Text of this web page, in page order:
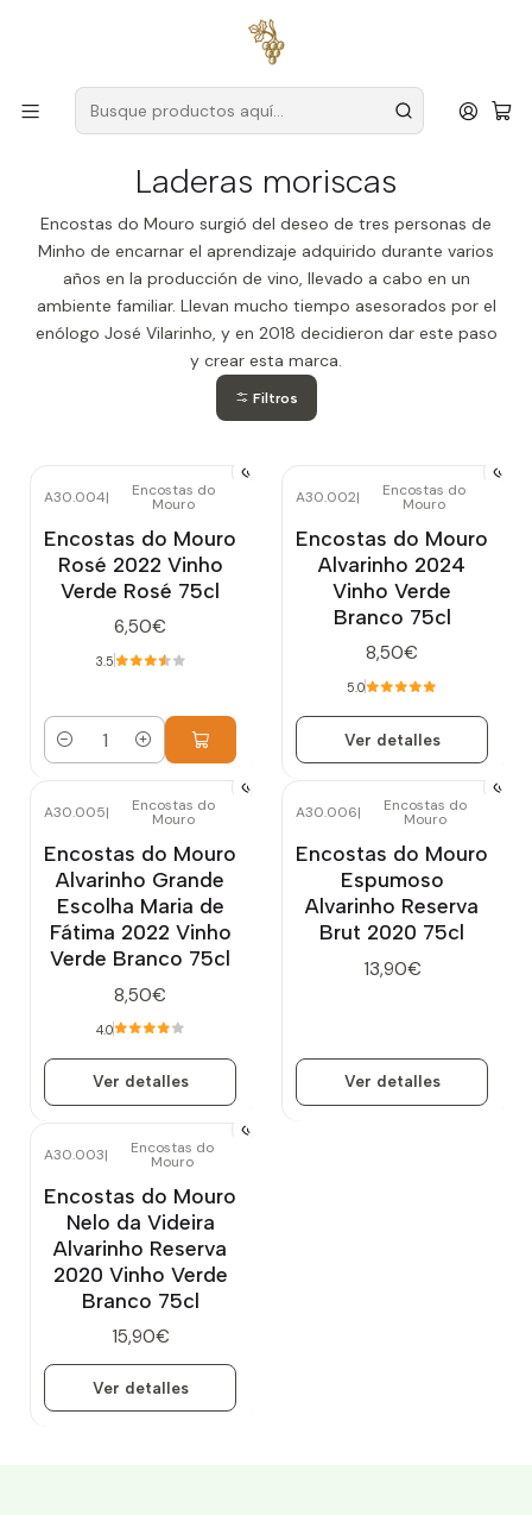
para pedidos superiores a
Productores
Vino Verde (Monção & Melgaço)
Laderas moriscas
Laderas moriscas
Encostas do Mouro surgió del deseo de tres personas de
Minho de encarnar el aprendizaje adquirido durante varios
años en la producción de vino, llevado a cabo en un
ambiente familiar. Llevan mucho tiempo asesorados por el
enólogo José Vilarinho, y en 2018 decidieron dar este paso
y crear esta marca.
Filtros
A30.004| Encostas do
Mouro
Encostas do Mouro
Rosé 2022 Vinho
Verde Rosé 75cl
6,50€
3.5
Cantidad
Agotado
A30.002| Encostas do
Mouro
Encostas do Mouro
Alvarinho 2024
Vinho Verde
Branco 75cl
8,50€
5.0
Ver detalles
Agotado
A30.005| Encostas do
Mouro
Encostas do Mouro
Alvarinho Grande
Escolha Maria de
Fátima 2022 Vinho
Verde Branco 75cl
8,50€
4.0
Ver detalles
Agotado
A30.006| Encostas do
Mouro
Encostas do Mouro
Espumoso
Alvarinho Reserva
Brut 2020 75cl
13,90€
Ver detalles
Agotado
A30.003| Encostas do
Mouro
Encostas do Mouro
Nelo da Videira
Alvarinho Reserva
2020 Vinho Verde
Branco 75cl
15,90€
Ver detalles